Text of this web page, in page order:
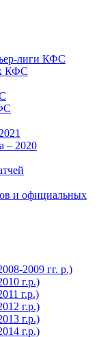
лиги КФС
КФС
– 2020
и официальных
2009 гг. р.)
г.р.)
г.р.)
г.р.)
г.р.)
г.р.)